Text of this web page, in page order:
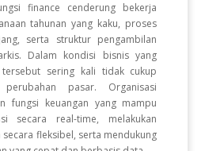
finance cenderung bekerja
tahunan yang kaku, proses
serta struktur pengambilan
Dalam kondisi bisnis yang
sering kali tidak cukup
pasar. Organisasi
fungsi keuangan yang mampu
secara real-time, melakukan
fleksibel, serta mendukung